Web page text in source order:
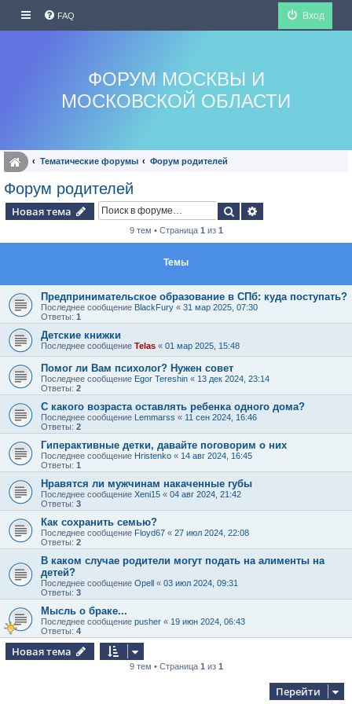
FAQ Вход
ФОРУМ МОСКВЫ И
МОСКОВСКОЙ ОБЛАСТИ
Тематические форумы Форум родителей
Форум родителей
Новая тема Поиск
9 тем • Страница 1 из 1
Темы
Предпринимательское образование в СПб: куда поступать?
Последнее сообщение BlackFury « 31 мар 2025, 07:30
Ответы: 1
Детские книжки
Последнее сообщение Telas « 01 мар 2025, 15:48
Помог ли Вам психолог? Нужен совет
Последнее сообщение Egor Tereshin « 13 дек 2024, 23:14
Ответы: 2
С какого возраста оставлять ребенка одного дома?
Последнее сообщение Lemmarss « 11 сен 2024, 16:46
Ответы: 2
Гиперактивные детки, давайте поговорим о них
Последнее сообщение Hristenko « 14 авг 2024, 16:45
Ответы: 1
Нравятся ли мужчинам накаченные губы
Последнее сообщение Xeni15 « 04 авг 2024, 21:42
Ответы: 3
Как сохранить семью?
Последнее сообщение Floyd67 « 27 июл 2024, 22:08
Ответы: 2
В каком случае родители могут подать на алименты на
детей?
Последнее сообщение Opell « 03 июл 2024, 09:31
Ответы: 3
Мысль о браке...
Последнее сообщение pusher « 19 июн 2024, 06:43
Ответы: 4
Новая тема
9 тем • Страница 1 из 1
Перейти